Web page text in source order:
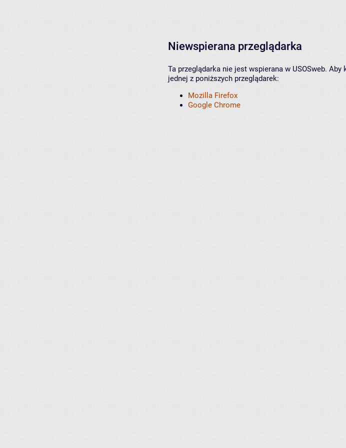
Niewspierana przeglądarka
Ta przeglądarka nie jest wspierana w USOSweb.
jednej z poniższych przeglądarek:
Mozilla Firefox
Google Chrome